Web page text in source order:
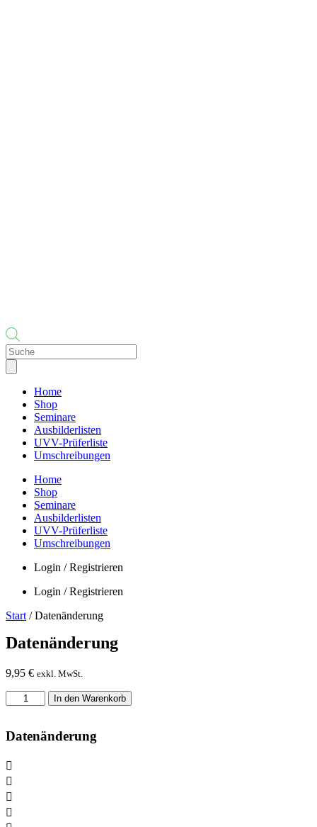
Products
search
Home
Shop
Seminare
Ausbilderlisten
UVV-Prüferliste
Umschreibungen
Home
Shop
Seminare
Ausbilderlisten
UVV-Prüferliste
Umschreibungen
Login / Registrieren
Login / Registrieren
Start / Datenänderung
Datenänderung
9,95 € exkl. MwSt.
Datenänderung
Menge
In den Warenkorb
Datenänderung